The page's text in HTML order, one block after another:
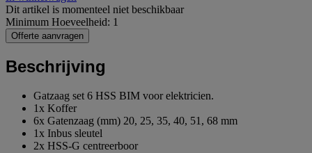
Dit artikel is momenteel niet beschikbaar
Minimum Hoeveelheid: 1
Offerte aanvragen
Beschrijving
Gatzaag set 6 HSS BIM voor elektricien.
1x Koffer
6x Gatenzaag (mm) 20, 25, 35, 40, 51, 68 mm
1x Inbus sleutel
2x HSS-G centreerboor